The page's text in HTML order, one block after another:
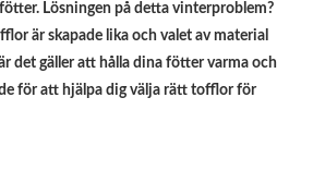
Lösningen på detta vinterproblem?
är skapade lika och valet av material
det gäller att hålla dina fötter varma och
för att hjälpa dig välja rätt tofflor för